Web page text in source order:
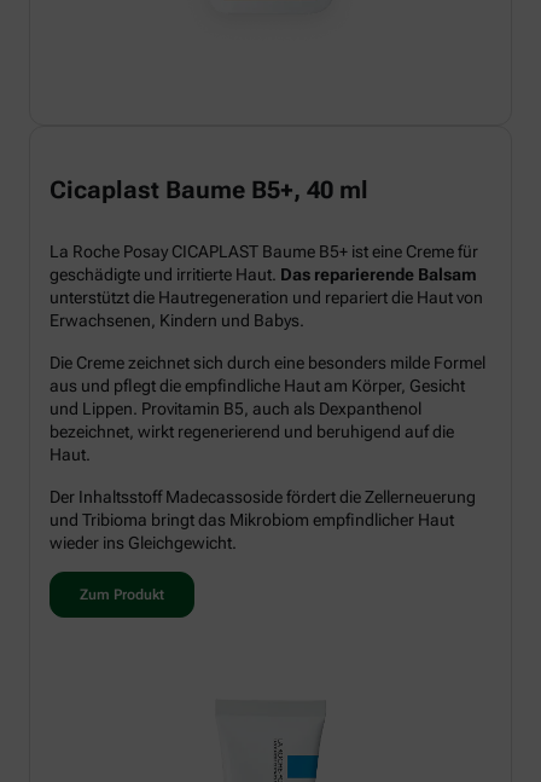
Cicaplast Baume B5+, 40 ml
La Roche Posay CICAPLAST Baume B5+ ist eine Creme für
geschädigte und irritierte Haut. Das reparierende Balsam
unterstützt die Hautregeneration und repariert die Haut von
Erwachsenen, Kindern und Babys.
Die Creme zeichnet sich durch eine besonders milde Formel
aus und pflegt die empfindliche Haut am Körper, Gesicht
und Lippen. Provitamin B5, auch als Dexpanthenol
bezeichnet, wirkt regenerierend und beruhigend auf die
Haut.
Der Inhaltsstoff Madecassoside fördert die Zellerneuerung
und Tribioma bringt das Mikrobiom empfindlicher Haut
wieder ins Gleichgewicht.
Zum Produkt